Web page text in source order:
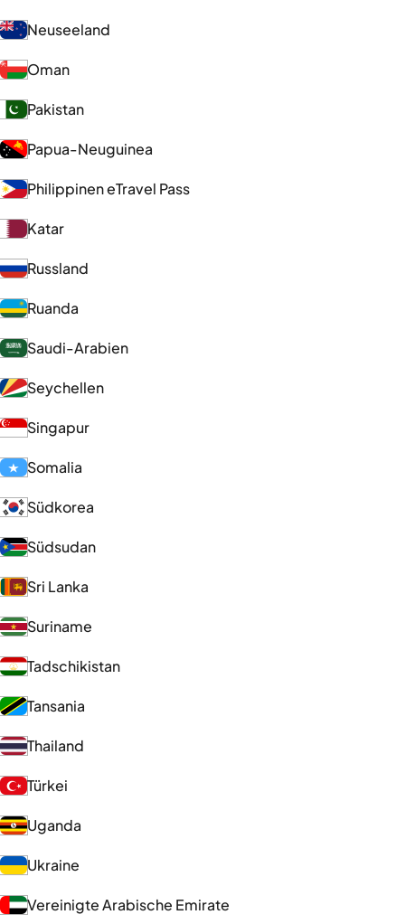
Neuseeland
Oman
Pakistan
Papua-Neuguinea
Philippinen eTravel Pass
Katar
Russland
Ruanda
Saudi-Arabien
Seychellen
Singapur
Somalia
Südkorea
Südsudan
Sri Lanka
Suriname
Tadschikistan
Tansania
Thailand
Türkei
Uganda
Ukraine
Vereinigte Arabische Emirate